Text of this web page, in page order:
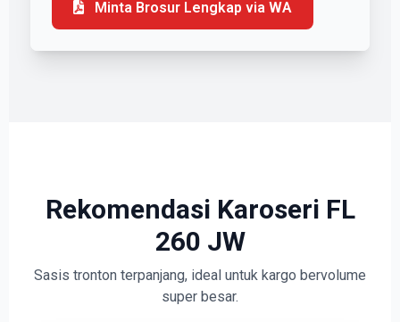
Minta Brosur Lengkap via WA
Rekomendasi Karoseri FL
260 JW
Sasis tronton terpanjang, ideal untuk kargo bervolume
super besar.